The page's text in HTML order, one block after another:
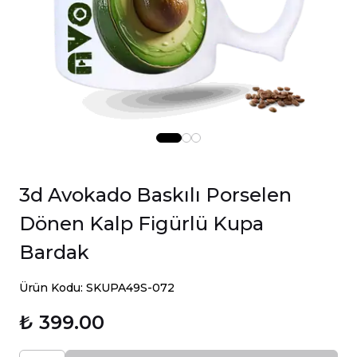
3d Avokado Baskılı Porselen
Dönen Kalp Figürlü Kupa
Bardak
Ürün Kodu: SKUPA49S-072
₺ 399.00